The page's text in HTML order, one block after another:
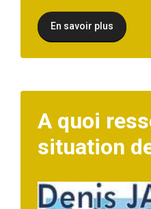
En savoir plus
A quoi
situation